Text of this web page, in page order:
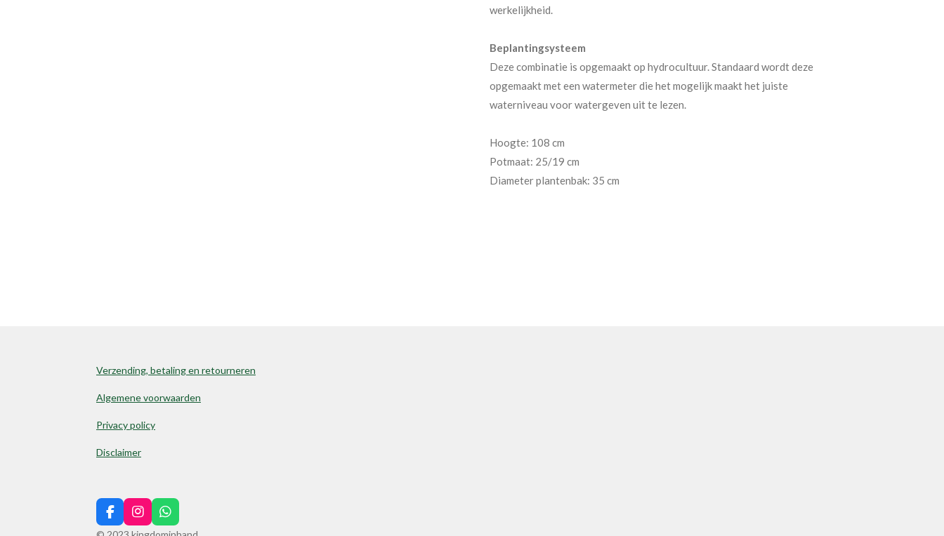
werkelijkheid.
Beplantingsysteem
Deze combinatie is opgemaakt op hydrocultuur. Standaard wordt deze
opgemaakt met een watermeter die het mogelijk maakt het juiste
waterniveau voor watergeven uit te lezen.
Hoogte: 108 cm
Potmaat: 25/19 cm
Diameter plantenbak: 35 cm
Verzending, betaling en retourneren
Algemene voorwaarden
Privacy policy
Disclaimer
F
a
I
n
W
h